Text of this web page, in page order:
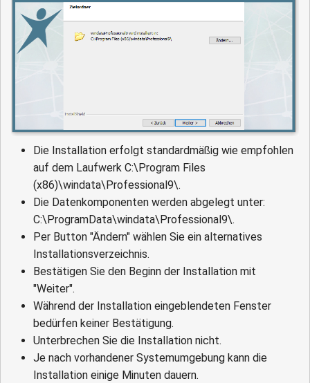
Die Installation erfolgt standardmäßig wie empfohlen
auf dem Laufwerk C:\Program Files
(x86)\windata\Professional9\.
Die Datenkomponenten werden abgelegt unter:
C:\ProgramData\windata\Professional9\.
Per Button "Ändern" wählen Sie ein alternatives
Installationsverzeichnis.
Bestätigen Sie den Beginn der Installation mit
"Weiter".
Während der Installation eingeblendeten Fenster
bedürfen keiner Bestätigung.
Unterbrechen Sie die Installation nicht.
Je nach vorhandener Systemumgebung kann die
Installation einige Minuten dauern.